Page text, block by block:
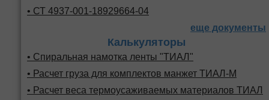
• СТ 4937-001-18929664-04
еще документы
Калькуляторы
• Спиральная намотка ленты "ТИАЛ"
• Расчет груза для комплектов манжет ТИАЛ-М
• Расчет веса термоусаживаемых материалов ТИАЛ